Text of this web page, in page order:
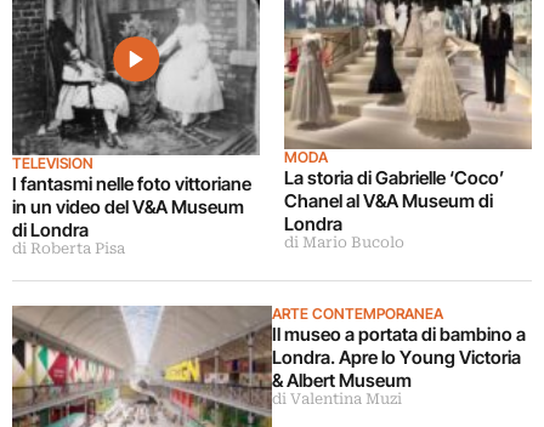
TELEVISION
I fantasmi nelle foto vittoriane
in un video del V&A Museum
di Londra
di Roberta Pisa
MODA
La storia di Gabrielle ‘Coco’
Chanel al V&A Museum di
Londra
di Mario Bucolo
ARTE CONTEMPORANEA
Il museo a portata di bambino a
Londra. Apre lo Young Victoria
& Albert Museum
di Valentina Muzi